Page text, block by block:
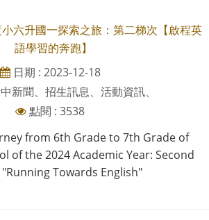
六升國一探索之旅：第二梯次【啟程英
語學習的奔跑】
日期 : 2023-12-18
新聞、招生訊息、活動資訊、
點閱 : 3538
from 6th Grade to 7th Grade of
of the 2024 Academic Year: Second
"Running Towards English"